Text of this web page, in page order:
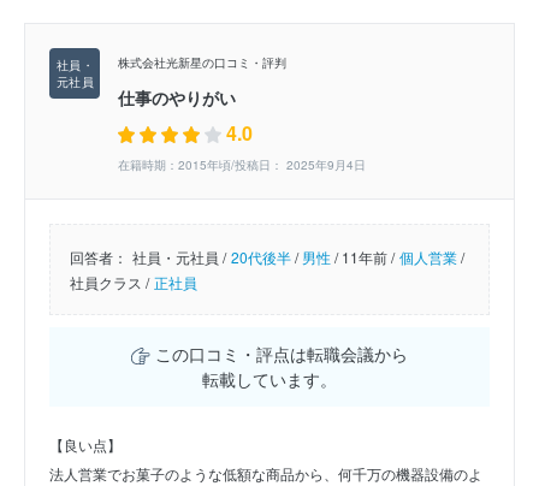
株式会社光新星の口コミ・評判
仕事のやりがい
4.0
在籍時期：2015年頃/投稿日： 2025年9月4日
回答者： 社員・元社員 / 20代後半/男性/11年前 / 個人営業/
社員クラス / 正社員
この口コミ・評点は転職会議から
転載しています。
【良い点】
法人営業でお菓子のような低額な商品から、何千万の機器設備のよ